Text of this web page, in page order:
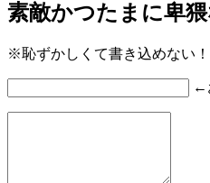
素敵かつたまに卑
※恥ずかしくて書き込めない
←